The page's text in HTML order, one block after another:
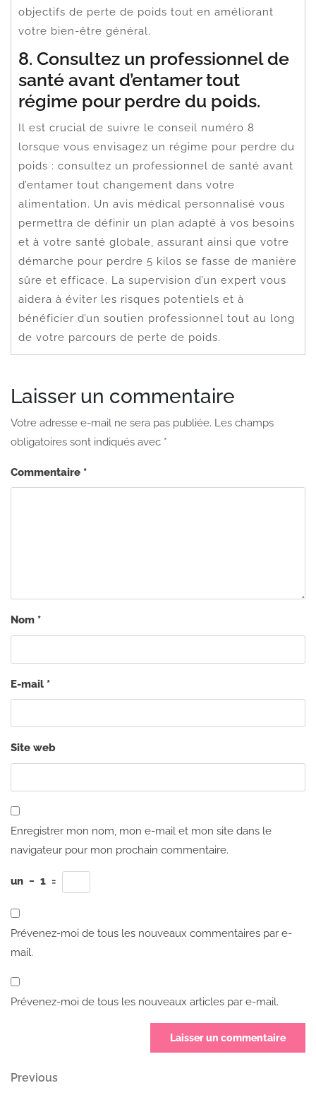
objectifs de perte de poids tout en améliorant
votre bien-être général.
8. Consultez un professionnel de
santé avant d’entamer tout
régime pour perdre du poids.
Il est crucial de suivre le conseil numéro 8
lorsque vous envisagez un régime pour perdre du
poids : consultez un professionnel de santé avant
d’entamer tout changement dans votre
alimentation. Un avis médical personnalisé vous
permettra de définir un plan adapté à vos besoins
et à votre santé globale, assurant ainsi que votre
démarche pour perdre 5 kilos se fasse de manière
sûre et efficace. La supervision d’un expert vous
aidera à éviter les risques potentiels et à
bénéficier d’un soutien professionnel tout au long
de votre parcours de perte de poids.
Laisser un commentaire
Votre adresse e-mail ne sera pas publiée. Les champs
obligatoires sont indiqués avec *
Commentaire *
Nom *
E-mail *
Site web
Enregistrer mon nom, mon e-mail et mon site dans le
navigateur pour mon prochain commentaire.
un − 1 =
Prévenez-moi de tous les nouveaux commentaires par e-
mail.
Prévenez-moi de tous les nouveaux articles par e-mail.
Navigation
Previous
Previous